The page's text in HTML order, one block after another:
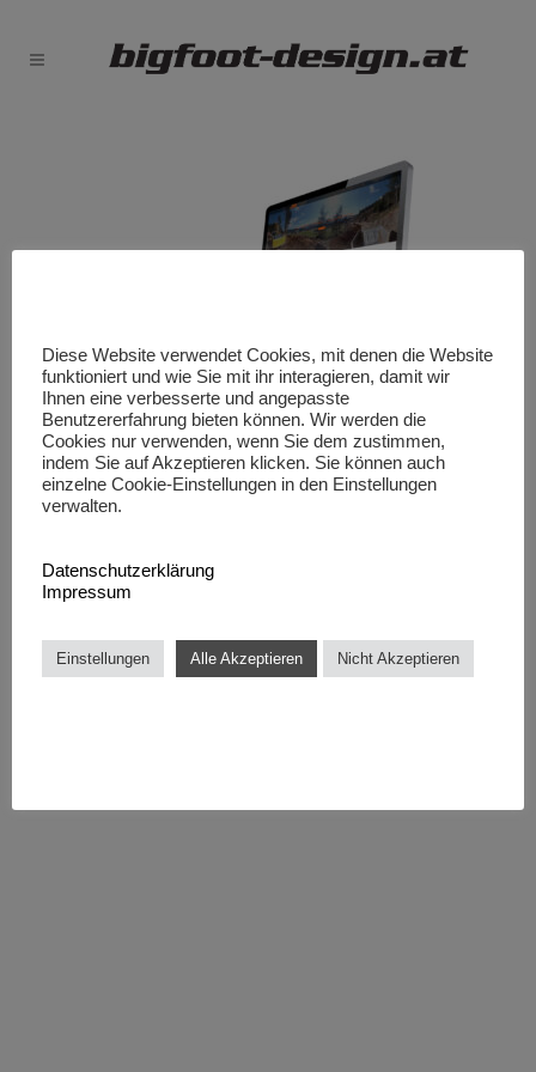
Diese Website verwendet Cookies, mit denen die Website
funktioniert und wie Sie mit ihr interagieren, damit wir
Ihnen eine verbesserte und angepasste
Benutzererfahrung bieten können. Wir werden die
Cookies nur verwenden, wenn Sie dem zustimmen,
indem Sie auf Akzeptieren klicken. Sie können auch
einzelne Cookie-Einstellungen in den Einstellungen
verwalten.
Datenschutzerklärung
Impressum
Einstellungen Alle Akzeptieren Nicht Akzeptieren